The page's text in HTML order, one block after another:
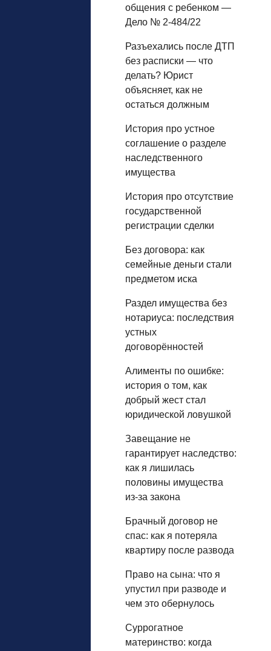
общения с ребенком —
Дело № 2-484/22
Разъехались после ДТП
без расписки — что
делать? Юрист
объясняет, как не
остаться должным
История про устное
соглашение о разделе
наследственного
имущества
История про отсутствие
государственной
регистрации сделки
Без договора: как
семейные деньги стали
предметом иска
Раздел имущества без
нотариуса: последствия
устных
договорённостей
Алименты по ошибке:
история о том, как
добрый жест стал
юридической ловушкой
Завещание не
гарантирует наследство:
как я лишилась
половины имущества
из‑за закона
Брачный договор не
спас: как я потеряла
квартиру после развода
Право на сына: что я
упустил при разводе и
чем это обернулось
Суррогатное
материнство: когда